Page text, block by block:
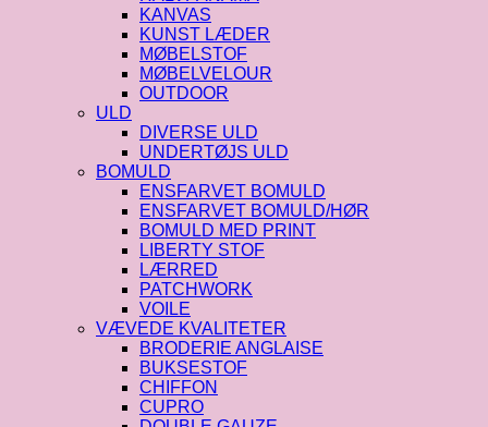
KANVAS
KUNST LÆDER
MØBELSTOF
MØBELVELOUR
OUTDOOR
ULD
DIVERSE ULD
UNDERTØJS ULD
BOMULD
ENSFARVET BOMULD
ENSFARVET BOMULD/HØR
BOMULD MED PRINT
LIBERTY STOF
LÆRRED
PATCHWORK
VOILE
VÆVEDE KVALITETER
BRODERIE ANGLAISE
BUKSESTOF
CHIFFON
CUPRO